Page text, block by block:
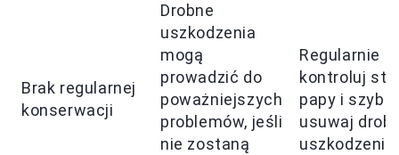
Brak regularnej
konserwacji
Drobne
uszkodzenia
mogą
prowadzić do
poważniejszych
problemów, jeśli
nie zostaną
Regularnie
kontroluj
papy i
usuwaj
uszkodzenia.